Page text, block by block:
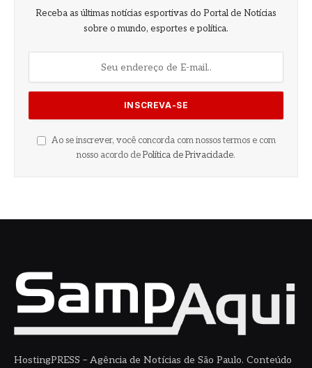
Receba as últimas notícias esportivas do Portal de Notícias
sobre o mundo, esportes e política.
Ao se inscrever, você concorda com nossos termos e com
nosso acordo de Política de Privacidade.
HostingPRESS – Agência de Notícias de São Paulo. Conteúdo